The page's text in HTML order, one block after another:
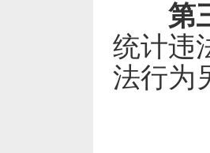
第
统计违
法行为